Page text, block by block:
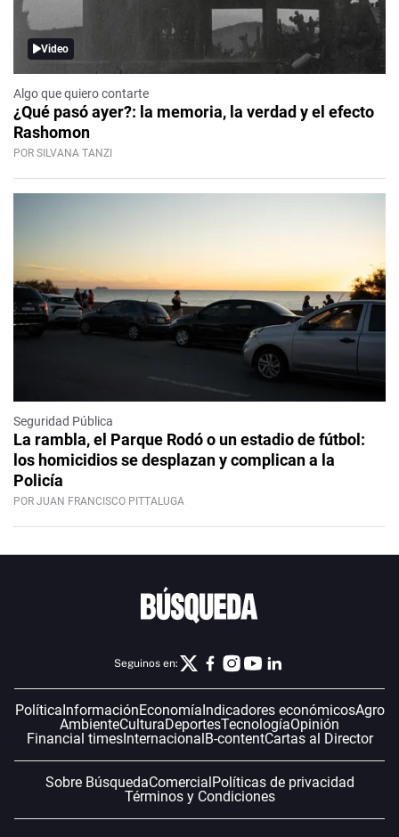
Video
Algo que quiero contarte
¿Qué pasó ayer?: la memoria, la verdad y el efecto
Rashomon
POR SILVANA TANZI
Seguridad Pública
La rambla, el Parque Rodó o un estadio de fútbol:
los homicidios se desplazan y complican a la
Policía
POR JUAN FRANCISCO PITTALUGA
Seguinos en:
Política InformaciónEconomía Indicadores económicosAgro
AmbienteCulturaDeportesTecnologíaOpinión
Financial timesInternacional B-contentCartas al Director
Sobre BúsquedaComercial Políticas de privacidad
Términos y Condiciones